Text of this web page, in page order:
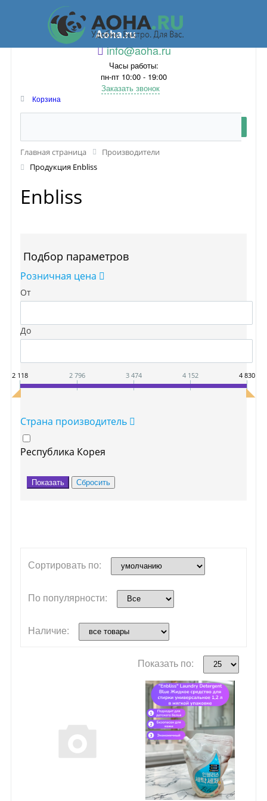
Aoha.ru
info@aoha.ru
Часы работы:
пн-пт 10:00 - 19:00
Заказать звонок
Корзина
Главная страница
Производители
Продукция Enbliss
Enbliss
Подбор параметров
Розничная цена
От
До
2 118 2 796 3 474 4 152 4 830
Страна производитель
Республика Корея
Сортировать по:
По популярности:
Наличие:
Показать по: